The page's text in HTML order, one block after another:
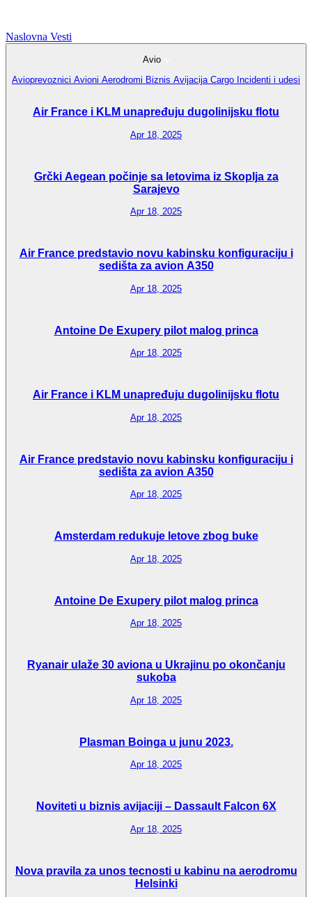
Naslovna Vesti
Avio
Avioprevoznici Avioni Aerodromi Biznis Avijacija Cargo Incidenti i udesi
Air France i KLM unapređuju dugolinijsku flotu
Apr 18, 2025
Grčki Aegean počinje sa letovima iz Skoplja za
Sarajevo
Apr 18, 2025
Air France predstavio novu kabinsku konfiguraciju i
sedišta za avion A350
Apr 18, 2025
Antoine De Exupery pilot malog princa
Apr 18, 2025
Air France i KLM unapređuju dugolinijsku flotu
Apr 18, 2025
Air France predstavio novu kabinsku konfiguraciju i
sedišta za avion A350
Apr 18, 2025
Amsterdam redukuje letove zbog buke
Apr 18, 2025
Antoine De Exupery pilot malog princa
Apr 18, 2025
Ryanair ulaže 30 aviona u Ukrajinu po okončanju
sukoba
Apr 18, 2025
Plasman Boinga u junu 2023.
Apr 18, 2025
Noviteti u biznis avijaciji – Dassault Falcon 6X
Apr 18, 2025
Nova pravila za unos tecnosti u kabinu na aerodromu
Helsinki